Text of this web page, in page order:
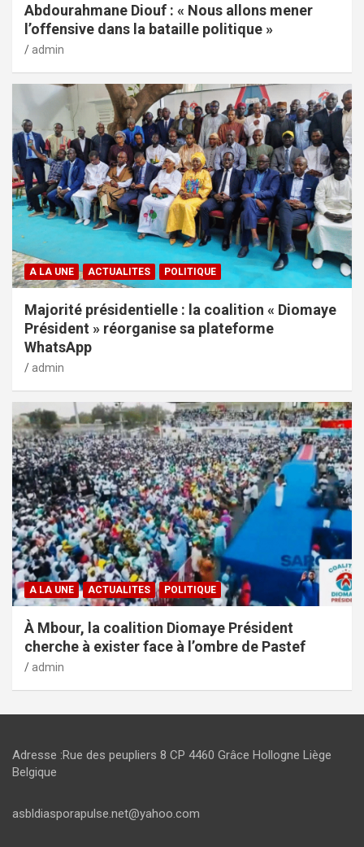
Abdourahmane Diouf : « Nous allons mener
l’offensive dans la bataille politique »
admin
A LA UNE ACTUALITES POLITIQUE
Majorité présidentielle : la coalition « Diomaye
Président » réorganise sa plateforme
WhatsApp
admin
A LA UNE ACTUALITES POLITIQUE
À Mbour, la coalition Diomaye Président
cherche à exister face à l’ombre de Pastef
admin
Adresse :Rue des peupliers 8 CP 4460 Grâce Hollogne Liège
Belgique
asbldiasporapulse.net@yahoo.com